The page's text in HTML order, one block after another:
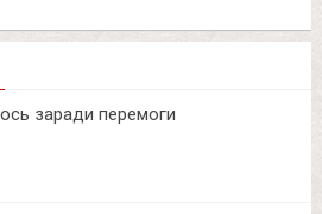
заради перемоги